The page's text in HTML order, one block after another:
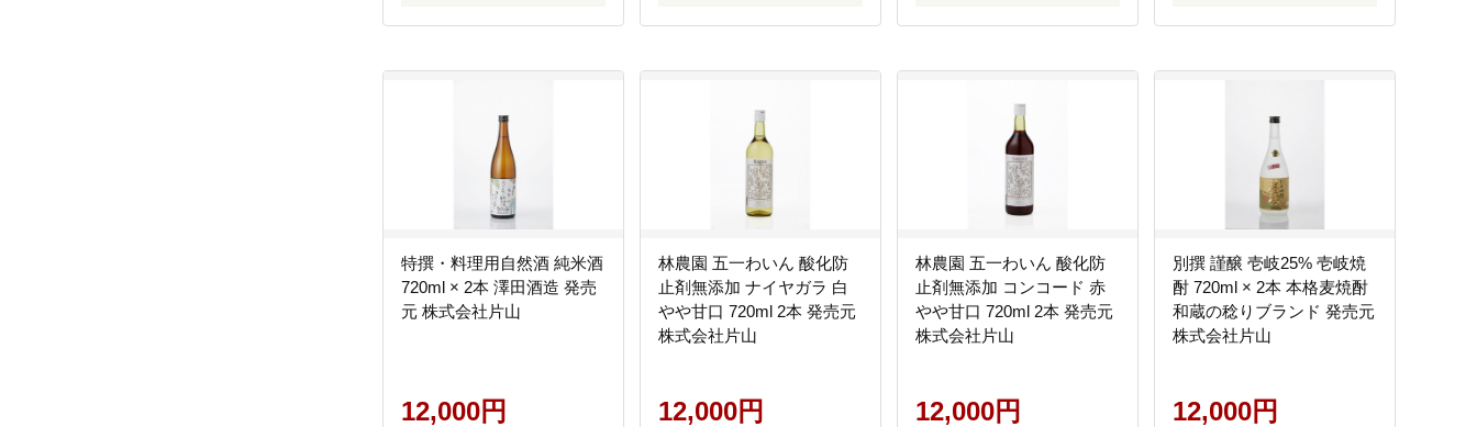
特撰・料理用自然酒 純米酒
720ml × 2本 澤田酒造 発売
元 株式会社片山
12,000円
林農園 五一わいん 酸化防
止剤無添加 ナイヤガラ 白
やや甘口 720ml 2本 発売元
株式会社片山
12,000円
林農園 五一わいん 酸化防
止剤無添加 コンコード 赤
やや甘口 720ml 2本 発売元
株式会社片山
12,000円
別撰 謹醸 壱岐25% 壱岐焼
酎 720ml × 2本 本格麦焼酎
和蔵の稔りブランド 発売元
株式会社片山
12,000円